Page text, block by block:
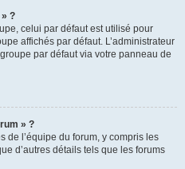
?
celui par défaut est utilisé pour
affichés par défaut. L’administrateur
par défaut via votre panneau de
» ?
de l’équipe du forum, y compris les
d’autres détails tels que les forums